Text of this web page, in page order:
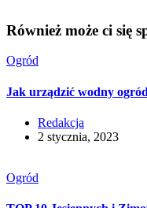
Również może ci się
Ogród
Jak urządzić wodny
Redakcja
2 stycznia, 2023
Ogród